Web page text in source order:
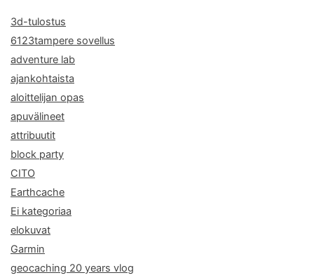
3d-tulostus
6123tampere sovellus
adventure lab
ajankohtaista
aloittelijan opas
apuvälineet
attribuutit
block party
CITO
Earthcache
Ei kategoriaa
elokuvat
Garmin
geocaching 20 years vlog